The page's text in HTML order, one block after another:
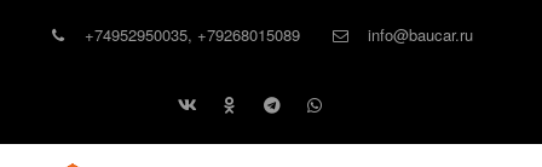
+74952950035, +79268015089 info@baucar.ru